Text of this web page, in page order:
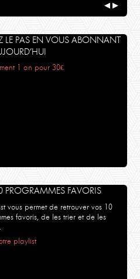
◀ ▶
LE PAS EN VOUS ABONNANT
1 an pour 30€
PROGRAMMES FAVORIS
vous permet de retrouver vos 10
favoris, de les trier et de les
playlist